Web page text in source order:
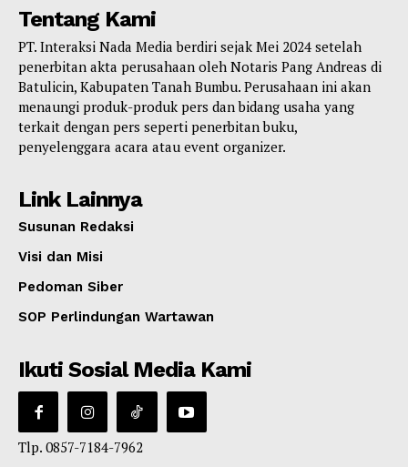
Tentang Kami
PT. Interaksi Nada Media berdiri sejak Mei 2024 setelah
penerbitan akta perusahaan oleh Notaris Pang Andreas di
Batulicin, Kabupaten Tanah Bumbu. Perusahaan ini akan
menaungi produk-produk pers dan bidang usaha yang
terkait dengan pers seperti penerbitan buku,
penyelenggara acara atau event organizer.
Link Lainnya
Susunan Redaksi
Visi dan Misi
Pedoman Siber
SOP Perlindungan Wartawan
Ikuti Sosial Media Kami
Tlp. 0857-7184-7962